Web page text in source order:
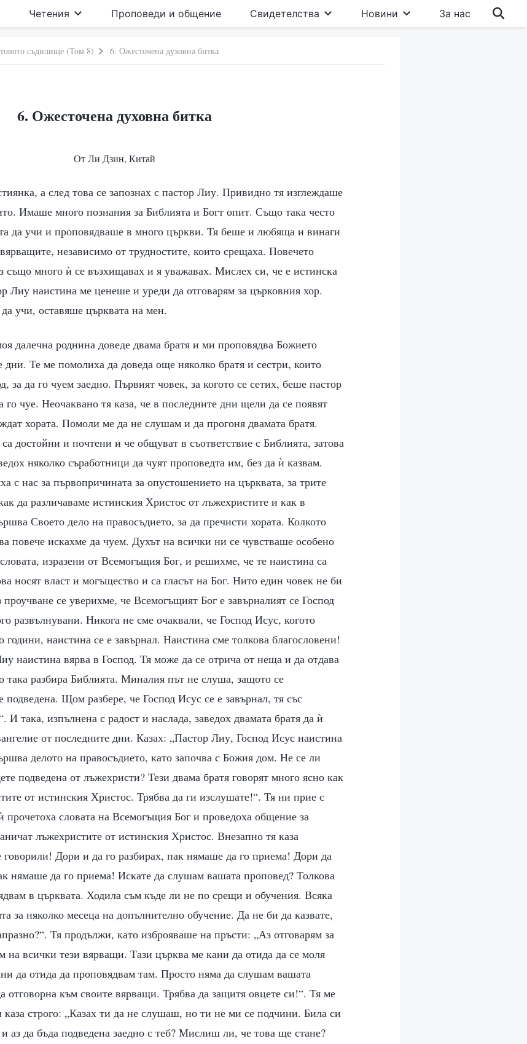
Четения Проповеди и общение Свидетелства Новини За нас
съдилище (Том 8) 6. Ожесточена духовна битка
6. Ожесточена духовна битка
От Ли Дзин, Китай
а след това се запознах с пастор Лиу. Привидно тя изглеждаше
Имаше много познания за Библията и Богт опит. Също така често
да учи и проповядваше в много църкви. Тя беше и любяща и винаги
независимо от трудностите, които срещаха. Повечето
също много ѝ се възхищавах и я уважавах. Мислех си, че е истинска
Лиу наистина ме ценеше и уреди да отговарям за църковния хор.
учи, оставяше църквата на мен.
далечна роднина доведе двама братя и ми проповядва Божието
дни. Те ме помолиха да доведа още няколко братя и сестри, които
за да го чуем заедно. Първият човек, за когото се сетих, беше пастор
го чуе. Неочаквано тя каза, че в последните дни щели да се появят
хората. Помоли ме да не слушам и да прогоня двамата братя.
достойни и почтени и че общуват в съответствие с Библията, затова
няколко съработници да чуят проповедта им, без да ѝ казвам.
с нас за първопричината за опустошението на църквата, за трите
да различаваме истинския Христос от лъжехристите и как в
Своето дело на правосъдието, за да пречисти хората. Колкото
повече искахме да чуем. Духът на всички ни се чувстваше особено
изразени от Всемогъщия Бог, и решихме, че те наистина са
носят власт и могъщество и са гласът на Бог. Нито един човек не би
се уверихме, че Всемогъщият Бог е завърналият се Господ
развълнувани. Никога не сме очаквали, че Господ Исус, когото
години, наистина се е завърнал. Наистина сме толкова благословени!
наистина вярва в Господ. Тя може да се отрича от неща и да отдава
така разбира Библията. Миналия път не слуша, защото се
подведена. Щом разбере, че Господ Исус се е завърнал, тя със
И така, изпълнена с радост и наслада, заведох двамата братя да ѝ
от последните дни. Казах: „Пастор Лиу, Господ Исус наистина
делото на правосъдието, като започва с Божия дом. Не се ли
подведена от лъжехристи? Тези двама братя говорят много ясно как
от истинския Христос. Трябва да ги изслушате!“. Тя ни прие с
прочетоха словата на Всемогъщия Бог и проведоха общение за
лъжехристите от истинския Христос. Внезапно тя каза
говорили! Дори и да го разбирах, пак нямаше да го приема! Дори да
нямаше да го приема! Искате да слушам вашата проповед? Толкова
в църквата. Ходила съм къде ли не по срещи и обучения. Всяка
за няколко месеца на допълнително обучение. Да не би да казвате,
Тя продължи, като изброяваше на пръсти: „Аз отговарям за
на всички тези вярващи. Тази църква ме кани да отида да се моля
да отида да проповядвам там. Просто няма да слушам вашата
отговорна към своите вярващи. Трябва да защитя овцете си!“. Тя ме
строго: „Казах ти да не слушаш, но ти не ми се подчини. Била си
аз да бъда подведена заедно с теб? Мислиш ли, че това ще стане?